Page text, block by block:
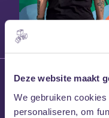
Deze website maakt
We gebruiken
personaliseren, om